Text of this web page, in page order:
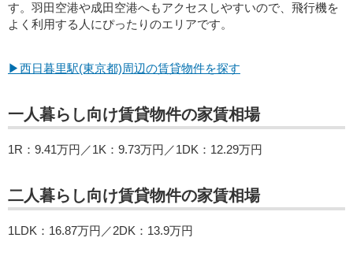
す。羽田空港や成田空港へもアクセスしやすいので、飛行機を
よく利用する人にぴったりのエリアです。
▶西日暮里駅(東京都)周辺の賃貸物件を探す
一人暮らし向け賃貸物件の家賃相場
1R：9.41万円／1K：9.73万円／1DK：12.29万円
二人暮らし向け賃貸物件の家賃相場
1LDK：16.87万円／2DK：13.9万円